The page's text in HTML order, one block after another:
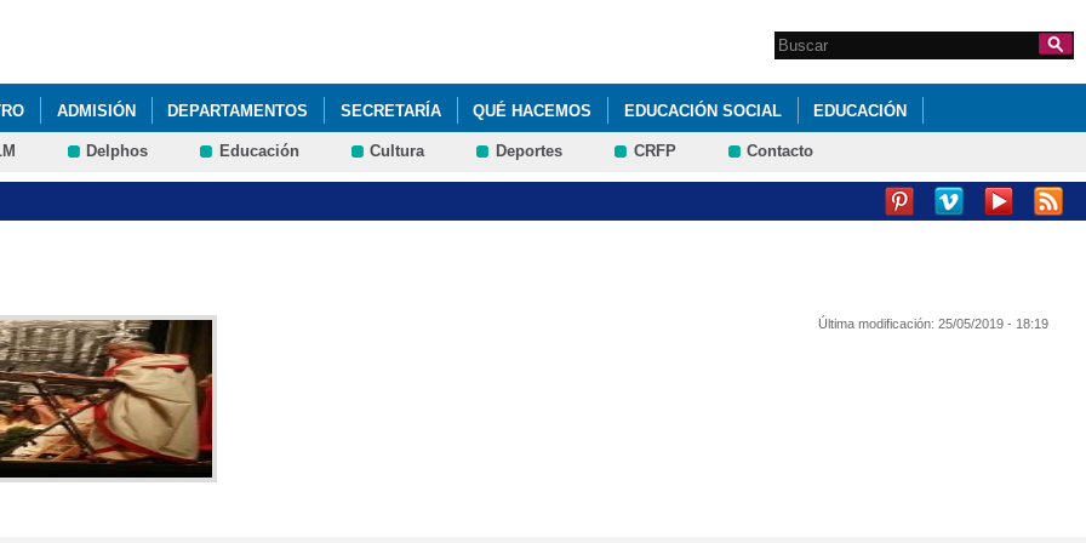
Formulario de
búsqueda
Search this site
ADMISIÓN DEPARTAMENTOS SECRETARÍA QUÉ HACEMOS EDUCACIÓN SOCIAL EDUCACIÓN
NOTICIAS LIBROS DE TEXTO CURSO 2024/2025
Delphos Educación Cultura Deportes CRFP Contacto
Última modificación: 25/05/2019 - 18:19